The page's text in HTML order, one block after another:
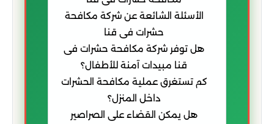
الأسئلة الشائعة عن شركة مكافحة
حشرات فى قنا
هل توفر شركة مكافحة حشرات فى
قنا مبيدات آمنة للأطفال؟
كم تستغرق عملية مكافحة الحشرات
داخل المنزل؟
هل يمكن القضاء على الصراصير